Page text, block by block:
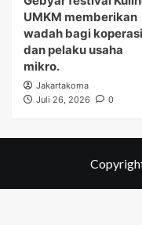
UMKM memberikan
wadah bagi koperasi
dan pelaku usaha
mikro.
Jakartakoma
Juli 26, 2026
0